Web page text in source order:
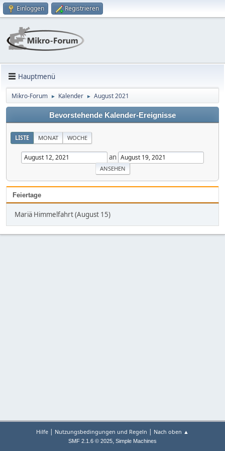
Einloggen Registrieren
Hauptmenü
Mikro-Forum ► Kalender ► August 2021
Bevorstehende Kalender-Ereignisse
LISTE MONAT WOCHE
an
Feiertage
Mariä Himmelfahrt (August 15)
Hilfe | Nutzungsbedingungen und Regeln | Nach oben ▲
SMF 2.1.6 © 2025, Simple Machines